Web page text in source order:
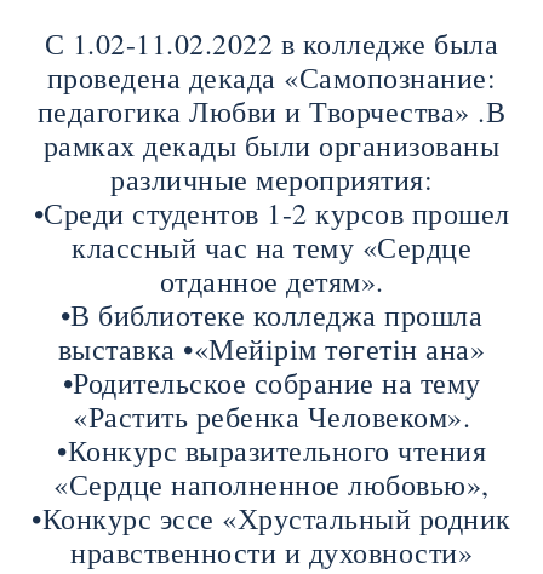
С 1.02-11.02.2022 в колледже была
проведена декада «Самопознание:
педагогика Любви и Творчества» .В
рамках декады были организованы
различные мероприятия:
•Среди студентов 1-2 курсов прошел
классный час на тему «Сердце
отданное детям».
•В библиотеке колледжа прошла
выставка •«Мейірім төгетін ана»
•Родительское собрание на тему
«Растить ребенка Человеком».
•Конкурс выразительного чтения
«Сердце наполненное любовью»,
•Конкурс эссе «Хрустальный родник
нравственности и духовности»